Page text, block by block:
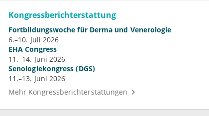
Kongressberichterstattung
Fortbildungswoche für Derma und Venerologie
6.–10. Juli 2026
EHA Congress
11.–14. Juni 2026
Senologiekongress (DGS)
11.–13. Juni 2026
Mehr Kongressberichterstattungen